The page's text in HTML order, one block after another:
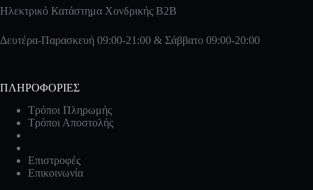
Ηλεκτρικό Κατάστημα Χονδρικής B2B
Δευτέρα-Παρασκευή 09:00-21:00 & Σάββατο 09:00-20:00
ΠΛΗΡΟΦΟΡΙΕΣ
Τρόποι Πληρωμής
Τρόποι Αποστολής
Επιστροφές
Επικοινωνία